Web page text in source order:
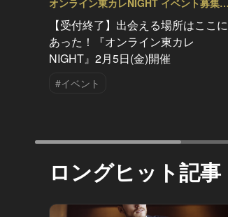
オンライン東カレNIGHT イベント募集
Vol.24
【受付終了】出会える場所はここに
あった！『オンライン東カレ
NIGHT』2月5日(金)開催
#イベント
ロングヒット記事